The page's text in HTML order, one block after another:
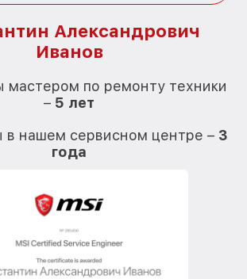
Александрович
Иванов
мастером по ремонту техники
– 5 лет
в нашем сервисном центре – 3
года